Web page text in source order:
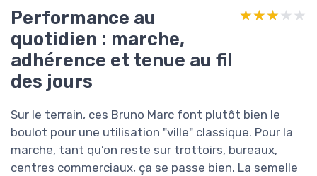
Performance au
quotidien : marche,
adhérence et tenue au fil
des jours
★★★★★
★★★★★
Sur le terrain, ces Bruno Marc font plutôt bien le
boulot pour une utilisation "ville" classique. Pour la
marche, tant qu’on reste sur trottoirs, bureaux,
centres commerciaux, ça se passe bien. La semelle